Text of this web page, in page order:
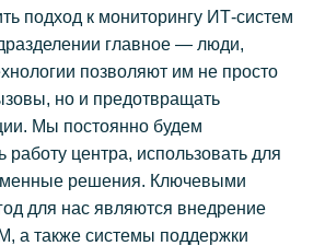
подход к мониторингу ИТ-систем
главное — люди,
позволяют им не просто
но и предотвращать
Мы постоянно будем
работу центра, использовать для
решения. Ключевыми
для нас являются внедрение
а также системы поддержки